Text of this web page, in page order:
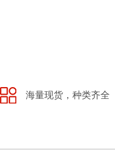
海量现货，种类齐全